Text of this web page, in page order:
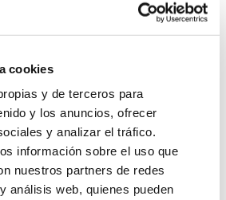
cookies
y de terceros para
y los anuncios, ofrecer
y analizar el tráfico.
información sobre el uso que
nuestros partners de redes
análisis web, quienes pueden